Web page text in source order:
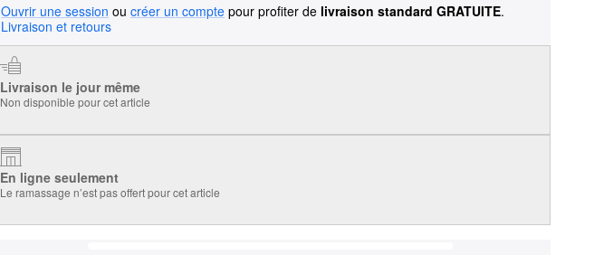
Ouvrir une session ou créer un compte pour profiter de livraison standard GRATUITE.
Livraison et retours
Livraison le jour même
Non disponible pour cet article
En ligne seulement
Le ramassage n’est pas offert pour cet article